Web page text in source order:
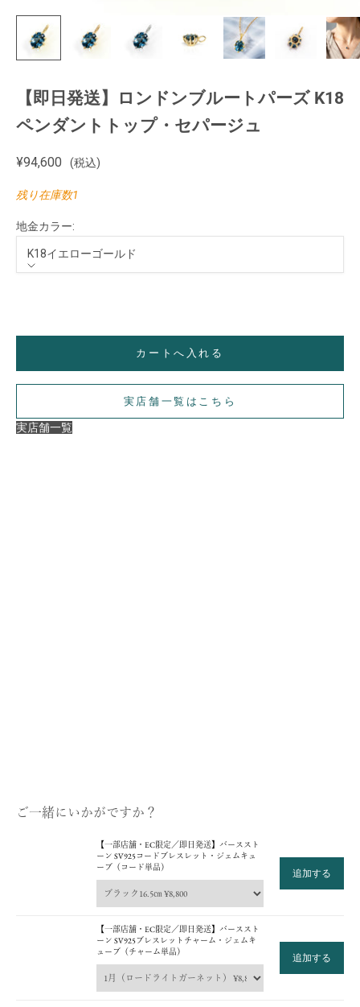
【即日発送】ロンドンブルートパーズ K18
ペンダントトップ・セパージュ
セール価格
¥94,600 (税込)
残り在庫数1
地金カラー:
K18イエローゴールド
カートへ入れる
実店舗一覧はこちら
実店舗一覧
ご一緒にいかがですか？
【一部店舗・EC限定／即日発送】バーススト
ーン SV925コードブレスレット・ジェムキュ
ーブ（コード単品）
追加する
【一部店舗・EC限定／即日発送】バーススト
ーン SV925ブレスレットチャーム・ジェムキ
ューブ（チャーム単品）
追加する